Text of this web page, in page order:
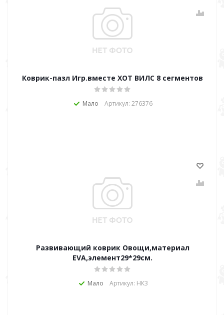
Коврик-пазл Игр.вместе ХОТ ВИЛС 8 сегментов
Мало Артикул: 276376
Развивающий коврик Овощи,материал
EVA,элемент29*29см.
Мало Артикул: НК3